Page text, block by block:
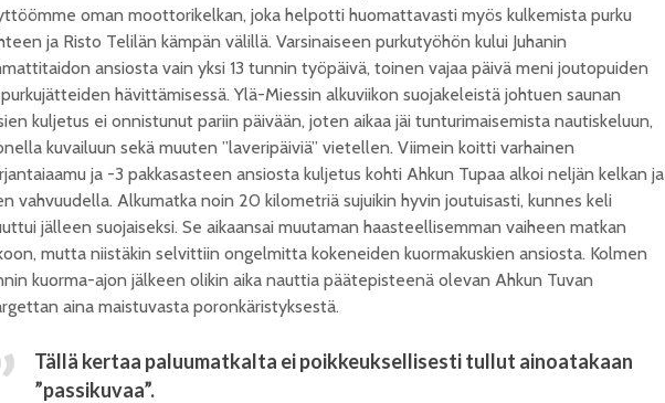
oman moottorikelkan, joka helpotti huomattavasti myös kulkemista purku
ja Risto Telilän kämpän välillä. Varsinaiseen purkutyöhön kului Juhanin
ansiosta vain yksi 13 tunnin työpäivä, toinen vajaa päivä meni joutopuiden
hävittämisessä. Ylä-Miessin alkuviikon suojakeleistä johtuen saunan
kuljetus ei onnistunut pariin päivään, joten aikaa jäi tunturimaisemista nautiskeluun,
kuvailuun sekä muuten ”laveripäiviä” vietellen. Viimein koitti varhainen
ja -3 pakkasasteen ansiosta kuljetus kohti Ahkun Tupaa alkoi neljän kelkan ja
vahvuudella. Alkumatka noin 20 kilometriä sujuikin hyvin joutuisasti, kunnes keli
jälleen suojaiseksi. Se aikaansai muutaman haasteellisemman vaiheen matkan
mutta niistäkin selvittiin ongelmitta kokeneiden kuormakuskien ansiosta. Kolmen
kuorma-ajon jälkeen olikin aika nauttia päätepisteenä olevan Ahkun Tuvan
aina maistuvasta poronkäristyksestä.
Tällä kertaa paluumatkalta ei poikkeuksellisesti tullut ainoatakaan
”passikuvaa”.